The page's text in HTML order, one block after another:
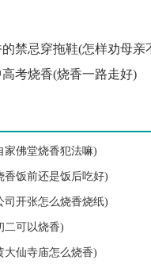
的禁忌穿拖鞋(怎样劝母亲
考烧香(烧香一路走好)
家佛堂烧香犯法嘛)
香饭前还是饭后吃好)
司开张怎么烧香烧纸)
二可以烧香)
大仙寺庙怎么烧香)